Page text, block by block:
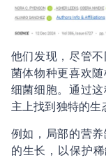
他们发现，尽管
菌体物种更喜欢
细菌细胞。通过
主上找到独特的生
例如，局部的营
的生长，以保护